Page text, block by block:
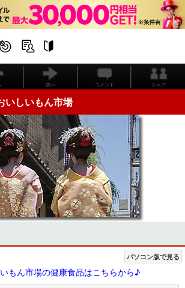
次へ コメント シェア
いしいもん市場
パソコン版で見る
もん市場の健康食品はこちらから♪